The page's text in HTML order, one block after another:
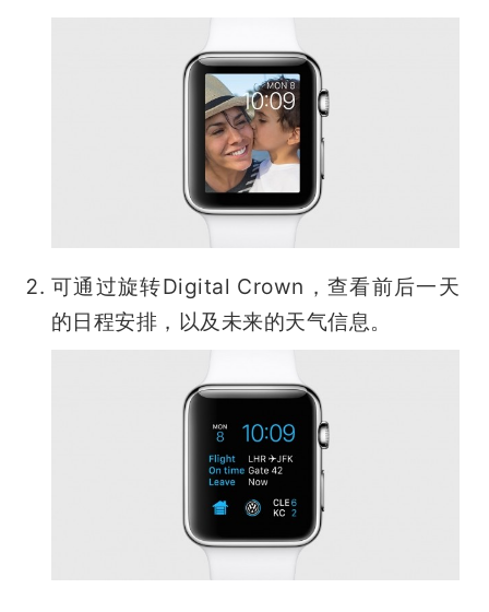
可通过旋转Digital Crown，查看前后一天
的日程安排，以及未来的天气信息。